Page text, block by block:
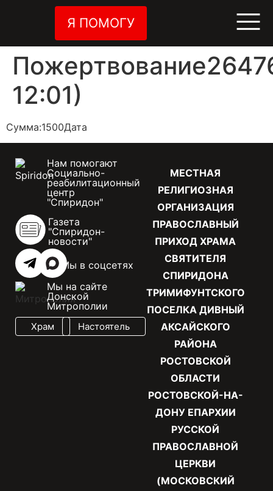
Я ПОМОГУ
12:01)
Сумма:1500Дата
МЕСТНАЯ
РЕЛИГИОЗНАЯ
ОРГАНИЗАЦИЯ
ПРАВОСЛАВНЫЙ
ПРИХОД ХРАМА
СВЯТИТЕЛЯ
СПИРИДОНА
ТРИМИФУНТСКОГО
ПОСЕЛКА ДИВНЫЙ
АКСАЙСКОГО
РАЙОНА
РОСТОВСКОЙ
ОБЛАСТИ
РОСТОВСКОЙ-НА-
ДОНУ ЕПАРХИИ
РУССКОЙ
ПРАВОСЛАВНОЙ
ЦЕРКВИ
(МОСКОВСКИЙ
Нам помогают
Социально-
реабилитационный
центр
"Спиридон"
Газета
"Спиридон-
новости"
Мы в соцсетях
Мы на сайте
Донской
Митрополии
Храм Настоятель